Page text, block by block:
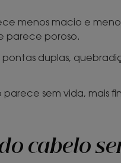
menos macio e
parece poroso.
duplas,
sem vida, mais
cabelo